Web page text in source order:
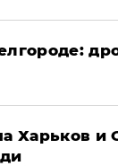
Харьков